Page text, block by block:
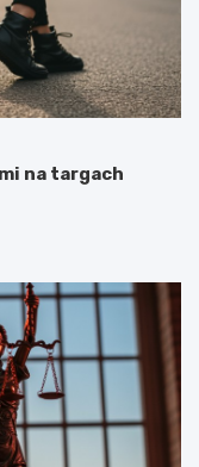
na targach